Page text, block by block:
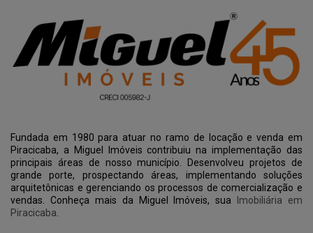
Fundada em 1980 para atuar no ramo de locação e venda em
Piracicaba, a Miguel Imóveis contribuiu na implementação das
principais áreas de nosso município. Desenvolveu projetos de
grande porte, prospectando áreas, implementando soluções
arquitetônicas e gerenciando os processos de comercialização e
vendas. Conheça mais da Miguel Imóveis, sua Imobiliária em
Piracicaba